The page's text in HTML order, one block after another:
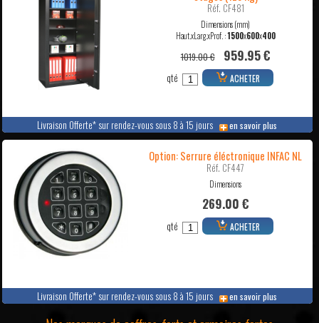
Livraison Offerte* sur rendez-vous sous 8 à 15 jours en savoir plus
Réf. CF481
Dimensions (mm)
Haut.xLarg.xProf. :1500x600x400
1019.00 € 959.95 €
qté ACHETER
Livraison Offerte* sur rendez-vous sous 8 à 15 jours en savoir plus
Option: Serrure éléctronique INFAC NL
Réf. CF447
Dimensions
269.00 €
qté ACHETER